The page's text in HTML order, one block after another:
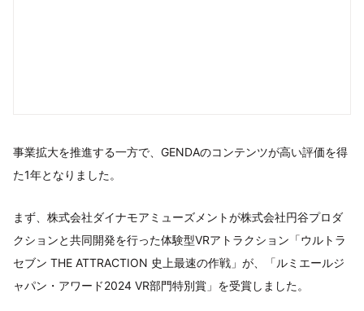
事業拡大を推進する一方で、GENDAのコンテンツが高い評価を得
た1年となりました。
まず、株式会社ダイナモアミューズメントが株式会社円谷プロダ
クションと共同開発を行った体験型VRアトラクション「ウルトラ
セブン THE ATTRACTION 史上最速の作戦」が、「ルミエールジ
ャパン・アワード2024 VR部門特別賞」を受賞しました。